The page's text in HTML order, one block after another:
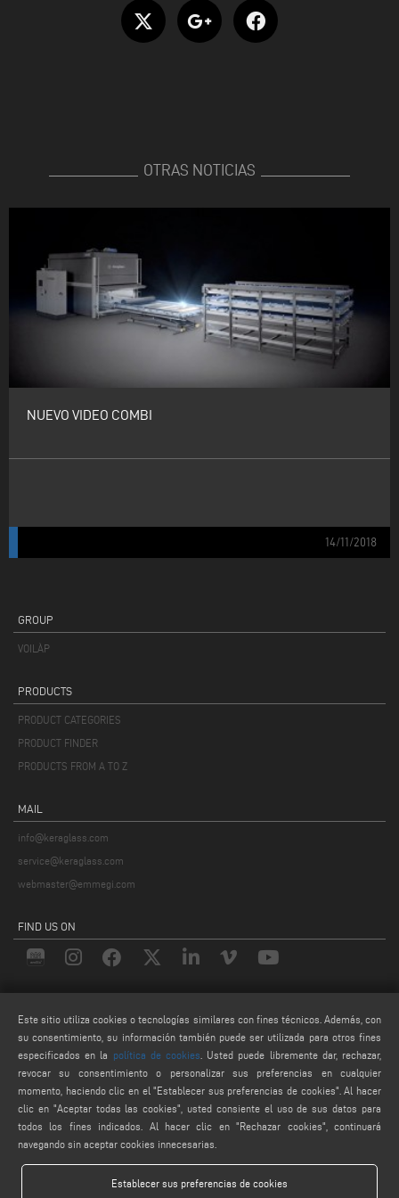
OTRAS NOTICIAS
NUEVO VIDEO COMBI
14/11/2018
GROUP
VOILÀP
PRODUCTS
PRODUCT CATEGORIES
PRODUCT FINDER
PRODUCTS FROM A TO Z
MAIL
info@keraglass.com
service@keraglass.com
webmaster@emmegi.com
FIND US ON
PRIVACY POLICY
LEGAL NOTES
COOKIE POLICY
Este sitio utiliza cookies o tecnologías similares con fines técnicos. Además, con
su consentimiento, su información también puede ser utilizada para otros fines
especificados en la
política de cookies . Usted puede libremente dar, rechazar,
revocar su consentimiento o personalizar sus preferencias en cualquier
momento, haciendo clic en el "Establecer sus preferencias de cookies". Al hacer
clic en "Aceptar todas las cookies", usted consiente el uso de sus datos para
todos los fines indicados. Al hacer clic en "Rechazar cookies", continuará
navegando sin aceptar cookies innecesarias.
Establecer sus preferencias de cookies